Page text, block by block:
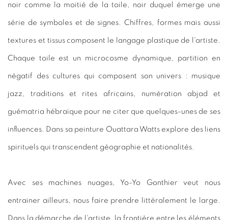
noir comme la moitié de la toile, noir duquel émerge une
série de symboles et de signes. Chiffres, formes mais aussi
textures et tissus composent le langage plastique de l'artiste.
Chaque toile est un microcosme dynamique, partition en
négatif des cultures qui composent son univers : musique
jazz, traditions et rites africains, numération abjad et
guématria hébraïque pour ne citer que quelques-unes de ses
influences. Dans sa peinture Ouattara Watts explore des liens
spirituels qui transcendent géographie et nationalités.
Avec ses machines nuages, Yo-Yo Gonthier veut nous
entrainer ailleurs, nous faire prendre littéralement le large.
Dans la démarche de l'artiste, la frontière entre les éléments